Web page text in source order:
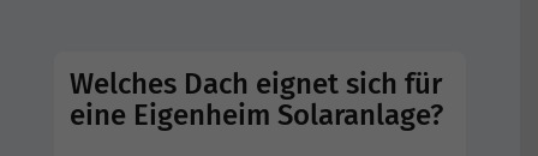
ReferenzenWelches Dach eignet sich für
eine Eigenheim Solaranlage?